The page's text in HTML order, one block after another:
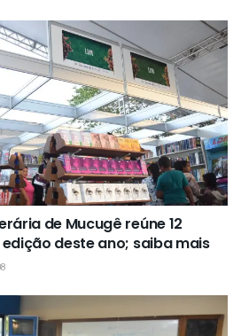
de Mucugê reúne 12
deste ano; saiba mais